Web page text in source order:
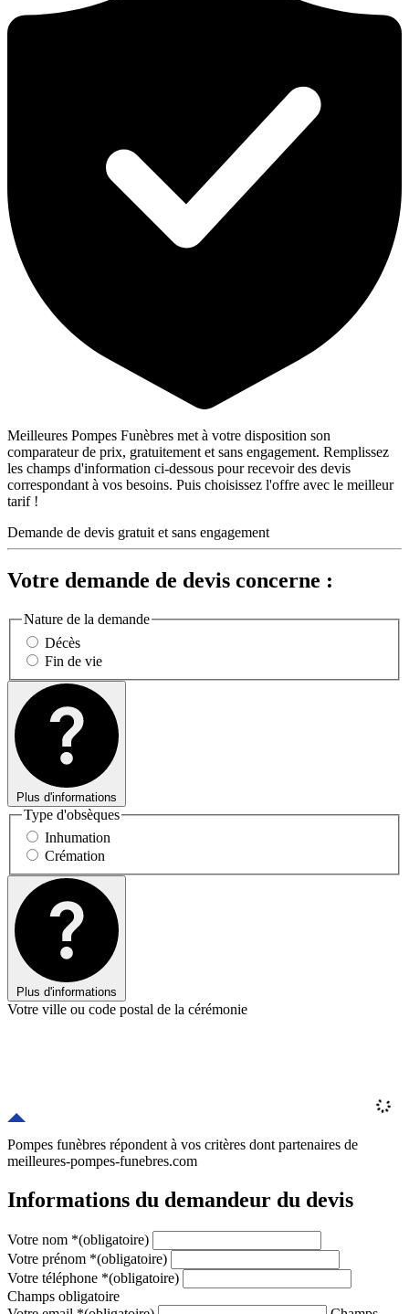
Meilleures Pompes Funèbres met à votre disposition son
comparateur de prix, gratuitement et sans engagement. Remplissez
les champs d'information ci-dessous pour recevoir des devis
correspondant à vos besoins. Puis choisissez l'offre avec le meilleur
tarif !
Demande de devis gratuit et sans engagement
Votre demande de devis concerne :
Nature de la demande
Décès
Fin de vie
Plus d'informations
Type d'obsèques
Inhumation
Crémation
Plus d'informations
Votre ville ou code postal de la cérémonie
Pompes funèbres répondent à vos critères dont partenaires de
meilleures-pompes-funebres.com
Informations du demandeur du devis
Votre nom *(obligatoire)
Votre prénom *(obligatoire)
Votre téléphone *(obligatoire)
Champs obligatoire